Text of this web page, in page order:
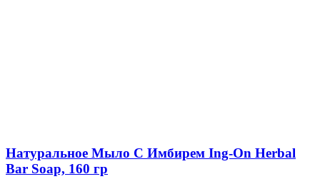
Натуральное Мыло С Имбирем Ing-On Herbal
Bar Soap, 160 гр